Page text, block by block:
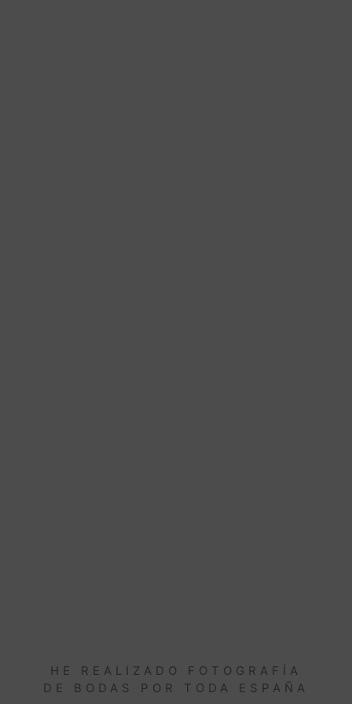
HE REALIZADO FOTOGRAFÍA
DE BODAS POR TODA ESPAÑA